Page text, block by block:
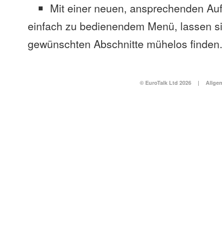
Mit einer neuen, ansprechenden
einfach zu bedienendem Menü, lassen
gewünschten Abschnitte mühelos finden.
© EuroTalk Ltd 2026 |